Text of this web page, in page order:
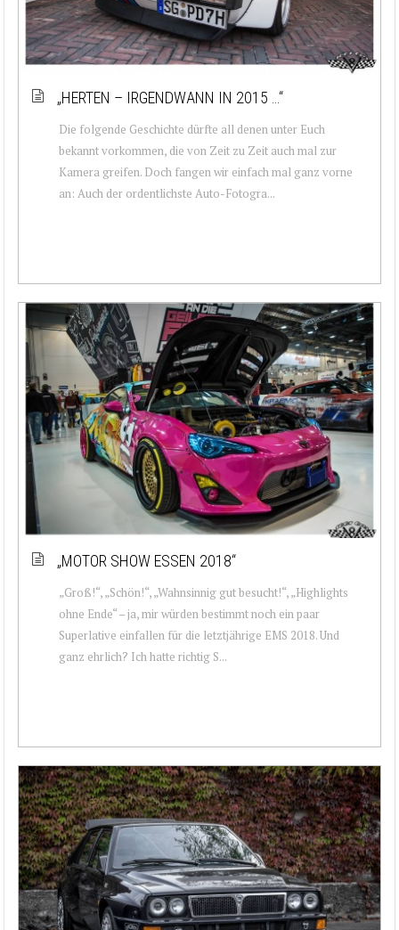
„HERTEN – IRGENDWANN IN 2015 …“
Die folgende Geschichte dürfte all denen unter Euch
bekannt vorkommen, die von Zeit zu Zeit auch mal zur
Kamera greifen. Doch fangen wir einfach mal ganz vorne
an: Auch der ordentlichste Auto-Fotogra...
„MOTOR SHOW ESSEN 2018“
„Groß!“, „Schön!“, „Wahnsinnig gut besucht!“, „Highlights
ohne Ende“ – ja, mir würden bestimmt noch ein paar
Superlative einfallen für die letztjährige EMS 2018. Und
ganz ehrlich? Ich hatte richtig S...